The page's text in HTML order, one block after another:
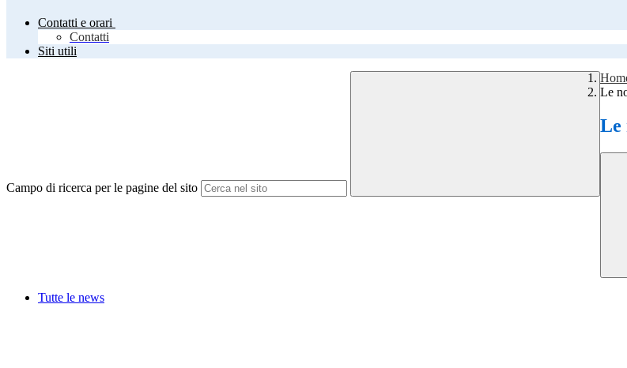
Contatti e orari
Contatti
Siti utili
Campo di ricerca per le pagine del sito
Le
Le
Tutte le news